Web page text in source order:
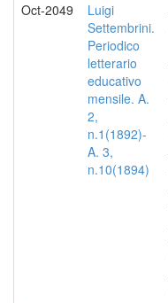
Oct-2049
Luigi
Settembrini.
Periodico
letterario
educativo
mensile. A.
2,
n.1(1892)-
A. 3,
n.10(1894)